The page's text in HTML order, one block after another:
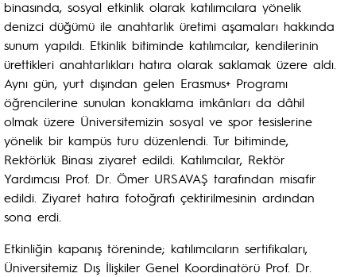
binasında, sosyal etkinlik olarak katılımcılara yönelik
denizci düğümü ile anahtarlık üretimi aşamaları hakkında
sunum yapıldı. Etkinlik bitiminde katılımcılar, kendilerinin
ürettikleri anahtarlıkları hatıra olarak saklamak üzere aldı.
Aynı gün, yurt dışından gelen Erasmus+ Programı
öğrencilerine sunulan konaklama imkânları da dâhil
olmak üzere Üniversitemizin sosyal ve spor tesislerine
yönelik bir kampüs turu düzenlendi. Tur bitiminde,
Rektörlük Binası ziyaret edildi. Katılımcılar, Rektör
Yardımcısı Prof. Dr. Ömer URSAVAŞ tarafından misafir
edildi. Ziyaret hatıra fotoğrafı çektirilmesinin ardından
sona erdi.
Etkinliğin kapanış töreninde; katılımcıların sertifikaları,
Üniversitemiz Dış İlişkiler Genel Koordinatörü Prof. Dr.